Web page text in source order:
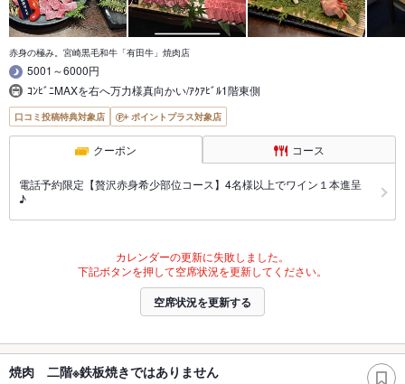
赤身の極み。宮崎黒毛和牛「有田牛」焼肉店
5001～6000円
ｺﾝﾋﾞﾆMAXを右へ万力様真向かい/ｱｸｱﾋﾞﾙ1階東側
口コミ投稿特典対象店 ポイントプラス対象店
クーポン コース
電話予約限定【贅沢赤身希少部位コース】4名様以上でワイン１本進呈
♪
カレンダーの更新に失敗しました。
下記ボタンを押して空席状況を更新してください。
空席状況を更新する
焼肉 二階※鉄板焼きではありません